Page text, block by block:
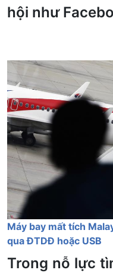
hội như
Máy bay mất tích
qua ĐTDĐ hoặc USB
Trong nỗ lực